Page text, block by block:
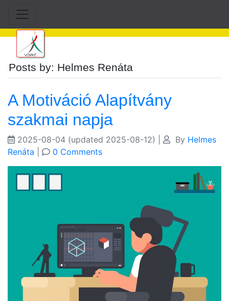
Posts by: Helmes Renáta
A Motiváció Alapítvány
szakmai napja
2025-08-04 (updated 2025-08-12) By Helmes
Renáta
0 Comments